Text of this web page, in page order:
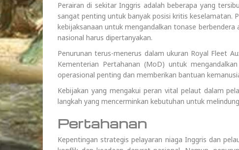
Perairan di sekitar Inggris adalah beberapa yang
sangat penting untuk banyak posisi kritis keselamatan.
kebijaksanaan untuk mengandalkan tonase
nasional harus dipertanyakan.
Penurunan terus-menerus dalam ukuran Royal Fleet
Kementerian Pertahanan (MoD) untuk
operasional penting dan memberikan bantuan
Kebijakan yang mengakui peran vital pelaut dalam
langkah yang mencerminkan kebutuhan untuk
Pertahanan
Kepentingan strategis pelayaran niaga Inggris dan